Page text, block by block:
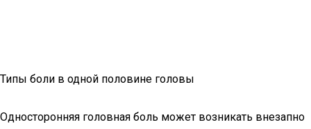
Типы боли в одной половине головы
Односторонняя головная боль может возникать внезапно